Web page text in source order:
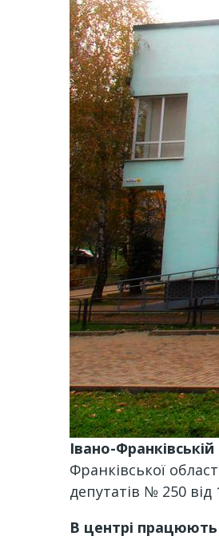
Івано-
Франківської
депутатів № 250 від
В центрі працюють